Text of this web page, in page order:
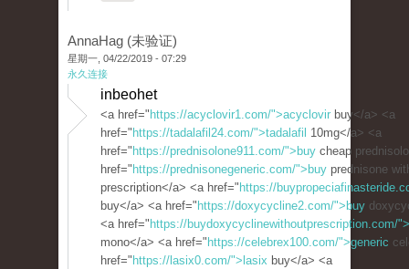
AnnaHag (未验证)
星期一, 04/22/2019 - 07:29
永久连接
inbeohet
<a href=" https://acyclovir1.com/">acyclovir buy</a> <a
href=" https://tadalafil24.com/">tadalafil 10mg</a> <a
href=" https://prednisolone911.com/">buy cheap
href=" https://prednisonegeneric.com/">buy prednisone
prescription</a> <a href=" https://
buy</a> <a href=" https://doxycycline2.com/">buy
<a href=" https://buydoxycyclinewithoutprescription.com/
mono</a> <a href=" https://celebrex100.com/">generic
href=" https://lasix0.com/">lasix buy</a> <a